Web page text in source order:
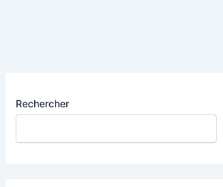
Rechercher